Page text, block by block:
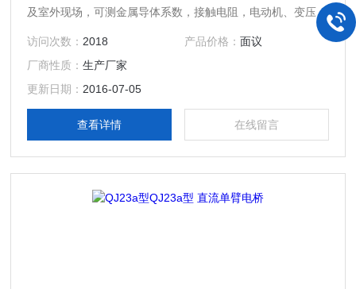
及室外现场，可测金属导体系数，接触电阻，电动机、变压器
绕组的电阻等，有市电供电型和内附电池型二种可供选择。
访问次数： 2018 产品价格： 面议
厂商性质：生产厂家
更新日期： 2016-07-05
查看详情 在线留言